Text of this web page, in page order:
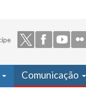
Comunicação